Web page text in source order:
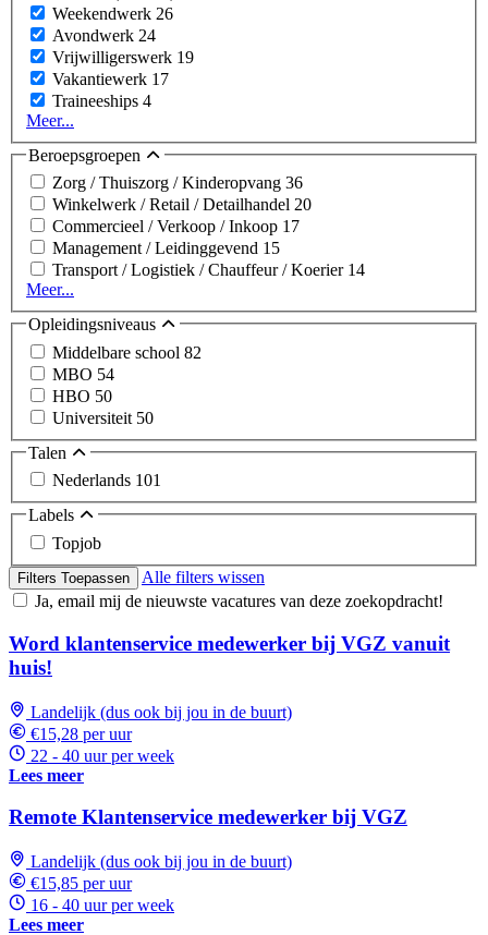
Weekendwerk 26
Avondwerk 24
Vrijwilligerswerk 19
Vakantiewerk 17
Traineeships 4
Meer...
Beroepsgroepen
Zorg / Thuiszorg / Kinderopvang 36
Winkelwerk / Retail / Detailhandel 20
Commercieel / Verkoop / Inkoop 17
Management / Leidinggevend 15
Transport / Logistiek / Chauffeur / Koerier 14
Meer...
Opleidingsniveaus
Middelbare school 82
MBO 54
HBO 50
Universiteit 50
Talen
Nederlands 101
Labels
Topjob
Filters Toepassen
Alle filters wissen
Ja, email mij de nieuwste vacatures van deze zoekopdracht!
Word klantenservice medewerker bij VGZ vanuit
huis!
Landelijk (dus ook bij jou in de buurt)
€15,28 per uur
22 - 40 uur per week
Lees meer
Remote Klantenservice medewerker bij VGZ
Landelijk (dus ook bij jou in de buurt)
€15,85 per uur
16 - 40 uur per week
Lees meer